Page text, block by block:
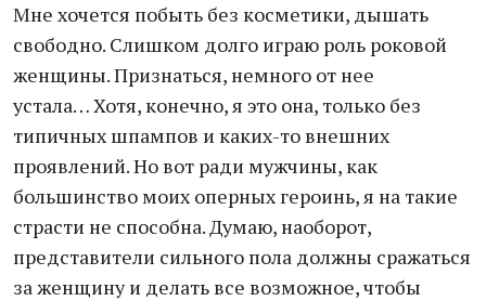
Мне хочется побыть без косметики, дышать
свободно. Слишком долго играю роль роковой
женщины. Признаться, немного от нее
устала… Хотя, конечно, я это она, только без
типичных шпампов и каких-то внешних
проявлений. Но вот ради мужчины, как
большинство моих оперных героинь, я на такие
страсти не способна. Думаю, наоборот,
представители сильного пола должны сражаться
за женщину и делать все возможное, чтобы